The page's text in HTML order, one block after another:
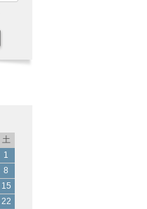
土
1
8
15
22